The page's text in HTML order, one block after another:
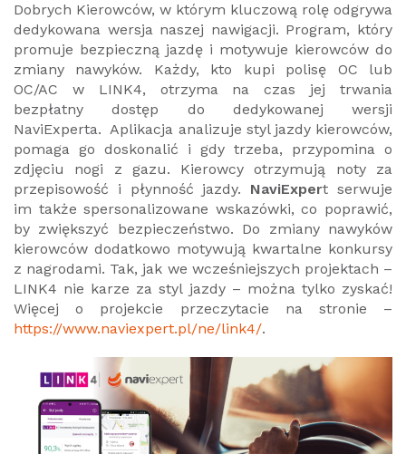
Dobrych Kierowców, w którym kluczową rolę odgrywa
dedykowana wersja naszej nawigacji. Program, który
promuje bezpieczną jazdę i motywuje kierowców do
zmiany nawyków. Każdy, kto kupi polisę OC lub
OC/AC w LINK4, otrzyma na czas jej trwania
bezpłatny dostęp do dedykowanej wersji
NaviExperta. Aplikacja analizuje styl jazdy kierowców,
pomaga go doskonalić i gdy trzeba, przypomina o
zdjęciu nogi z gazu. Kierowcy otrzymują noty za
przepisowość i płynność jazdy. NaviExpert serwuje
im także spersonalizowane wskazówki, co poprawić,
by zwiększyć bezpieczeństwo. Do zmiany nawyków
kierowców dodatkowo motywują kwartalne konkursy
z nagrodami. Tak, jak we wcześniejszych projektach –
LINK4 nie karze za styl jazdy – można tylko zyskać!
Więcej o projekcie przeczytacie na stronie –
https://www.naviexpert.pl/ne/link4/.